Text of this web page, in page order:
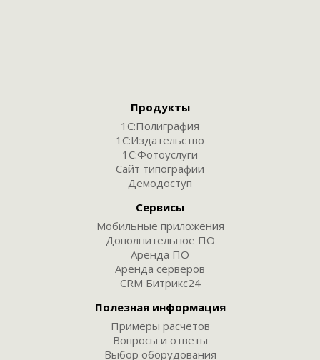
Продукты
1С:Полиграфия
1С:Издательство
1С:Фотоуслуги
Сайт типографии
Демодоступ
Сервисы
Мобильные приложения
Дополнительное ПО
Аренда ПО
Аренда серверов
CRM Битрикс24
Полезная информация
Примеры расчетов
Вопросы и ответы
Выбор оборудования